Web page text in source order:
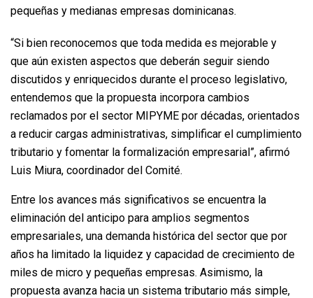
pequeñas y medianas empresas dominicanas.
“Si bien reconocemos que toda medida es mejorable y
que aún existen aspectos que deberán seguir siendo
discutidos y enriquecidos durante el proceso legislativo,
entendemos que la propuesta incorpora cambios
reclamados por el sector MIPYME por décadas, orientados
a reducir cargas administrativas, simplificar el cumplimiento
tributario y fomentar la formalización empresarial”, afirmó
Luis Miura, coordinador del Comité.
Entre los avances más significativos se encuentra la
eliminación del anticipo para amplios segmentos
empresariales, una demanda histórica del sector que por
años ha limitado la liquidez y capacidad de crecimiento de
miles de micro y pequeñas empresas. Asimismo, la
propuesta avanza hacia un sistema tributario más simple,